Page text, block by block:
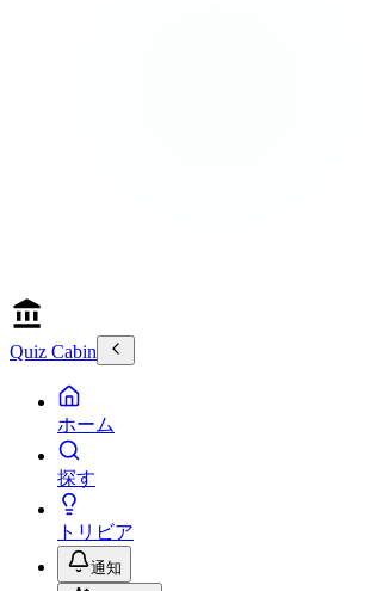
Quiz Cabin
ホーム
探す
トリビア
通知